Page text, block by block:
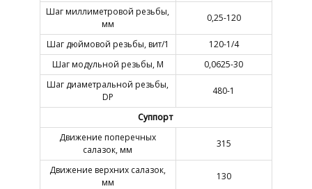
Шаг миллиметровой резьбы,
мм
0,25-120
Шаг дюймовой резьбы, вит/1
120-1/4
Шаг модульной резьбы, М
0,0625-30
Шаг диаметральной резьбы,
DP
480-1
Суппорт
Движение поперечных
салазок, мм
315
Движение верхних салазок,
мм
130